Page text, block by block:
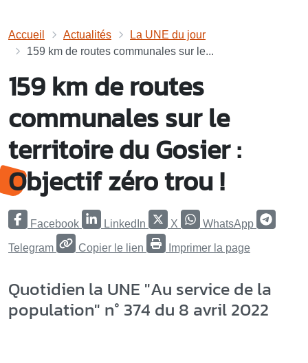
Accueil Actualités
La UNE du jour
159 km de routes communales sur le...
159 km de routes
communales sur le
territoire du Gosier :
Objectif zéro trou !
Facebook LinkedIn X WhatsApp
Telegram Copier le lien Imprimer la page
Quotidien la UNE "Au service de la
population" n° 374 du 8 avril 2022